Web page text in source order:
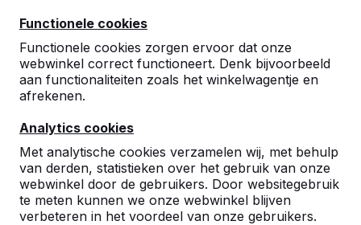
Functionele cookies
Functionele cookies zorgen ervoor dat onze
webwinkel correct functioneert. Denk bijvoorbeeld
aan functionaliteiten zoals het winkelwagentje en
afrekenen.
Analytics cookies
Met analytische cookies verzamelen wij, met behulp
van derden, statistieken over het gebruik van onze
webwinkel door de gebruikers. Door websitegebruik
te meten kunnen we onze webwinkel blijven
verbeteren in het voordeel van onze gebruikers.
10
Nog maar net in gebruik genomen maar
degelijk en mooi!
Ellen Stoel
30-05-2017